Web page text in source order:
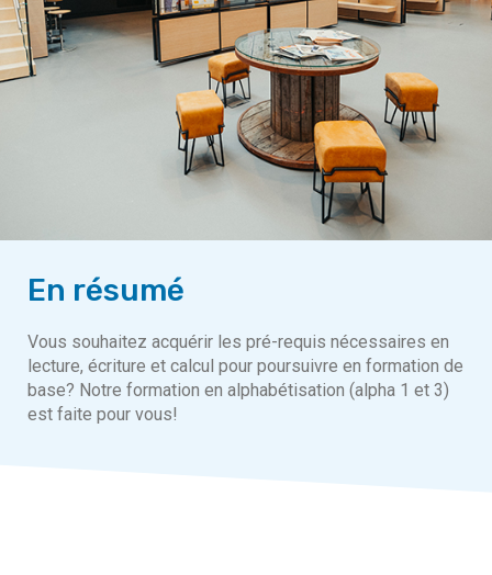
En résumé
Vous souhaitez acquérir les pré-requis nécessaires en
lecture, écriture et calcul pour poursuivre en formation de
base? Notre formation en alphabétisation (alpha 1 et 3)
est faite pour vous!